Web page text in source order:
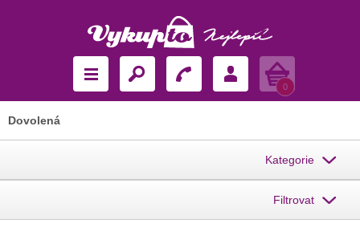
Košík
0
Dovolená
Kategorie
Filtrovat